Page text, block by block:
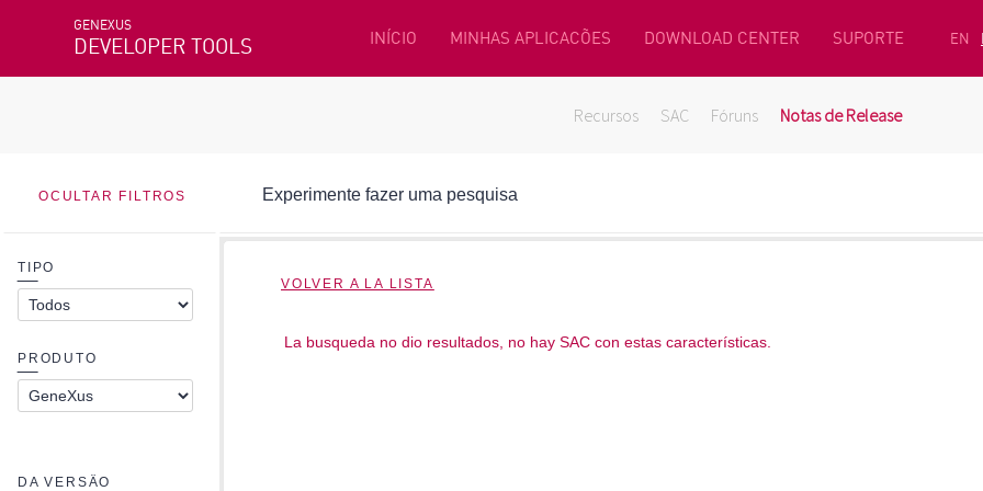
GENEXUS
DEVELOPER TOOLS INÍCIO MINHAS APLICACÕES DOWNLOAD CENTER SUPORTE EN
Recursos SAC Fóruns Notas de Release